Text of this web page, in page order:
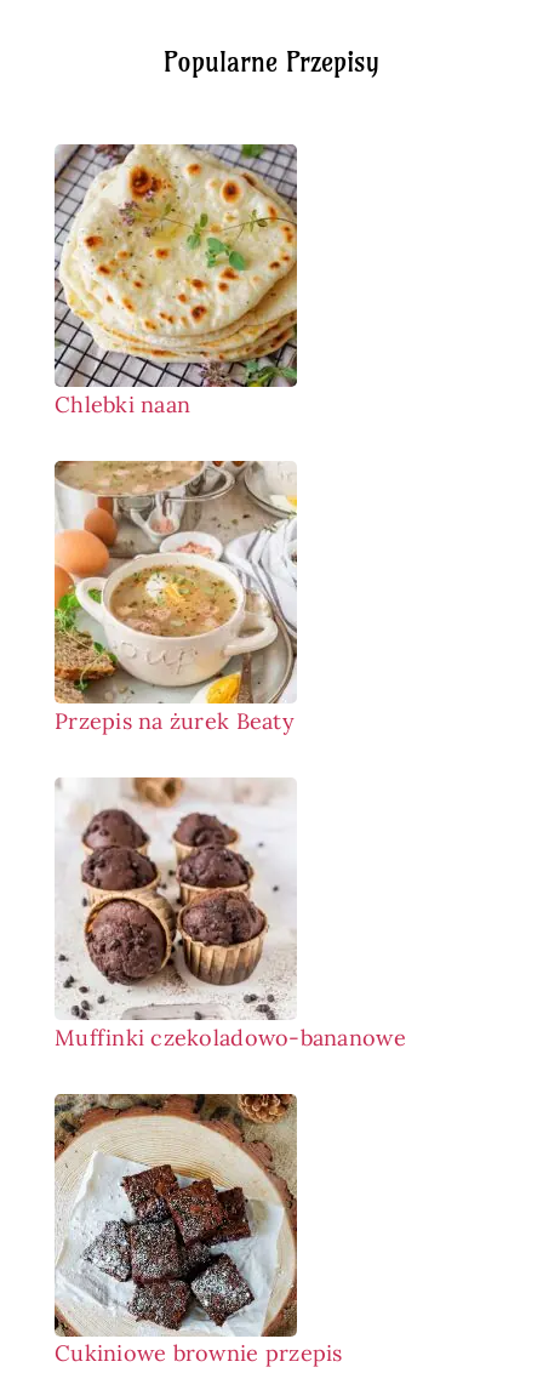
Popularne Przepisy
Chlebki naan
Przepis na żurek Beaty
Muffinki czekoladowo-bananowe
Cukiniowe brownie przepis